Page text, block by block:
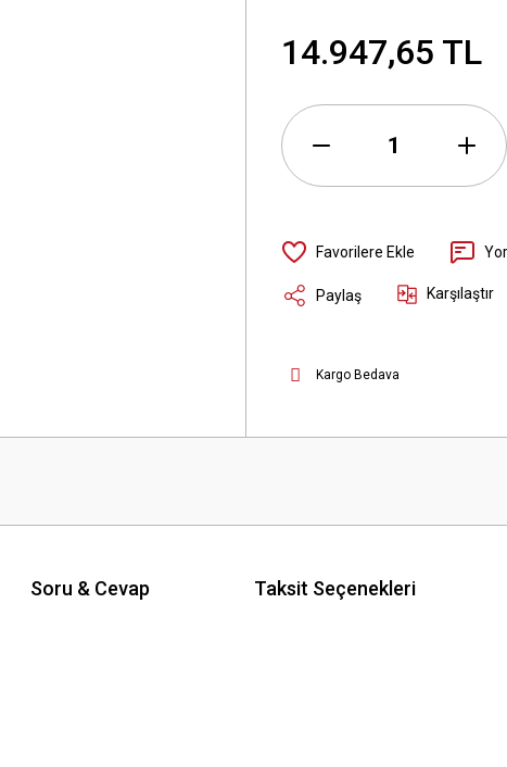
14.947,65 TL
Paylaş Karşılaştır
Kargo Bedava
Soru & Cevap Taksit Seçenekleri